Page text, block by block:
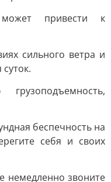
привести к
сильного ветра и
беспечность на
себя и своих
немедленно звоните